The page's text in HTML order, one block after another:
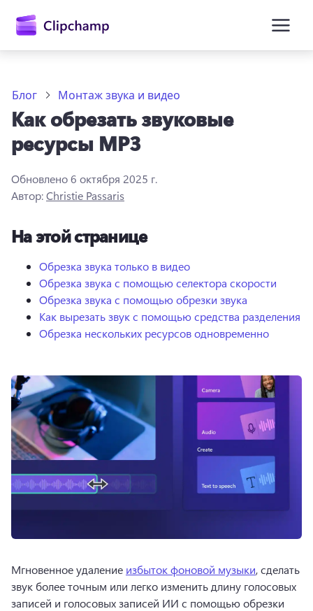
содержимому
Попробовать бесплатно
Блог Монтаж звука и видео
Как обрезать звуковые
ресурсы MP3
Обновлено6 октября 2025 г.
Автор:Christie Passaris
На этой странице
Обрезка звука только в видео
Обрезка звука с помощью селектора скорости
Обрезка звука с помощью обрезки звука
Как вырезать звук с помощью средства разделения
Обрезка нескольких ресурсов одновременно
Мгновенное удаление избыток фоновой музыки, сделать
звук более точным или легко изменить длину голосовых
записей и голосовых записей ИИ с помощью обрезки